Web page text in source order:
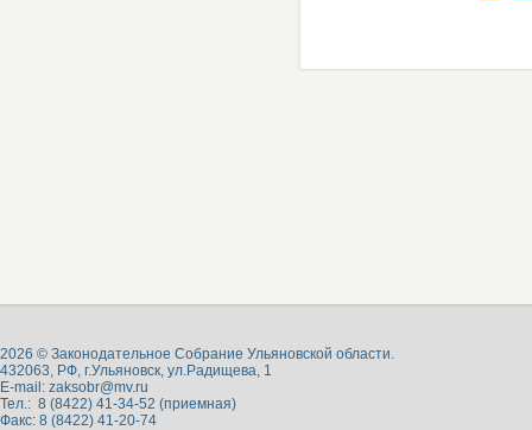
2026 © Законодательное Собрание Ульяновской области.
432063, РФ, г.Ульяновск, ул.Радищева, 1
E-mail: zaksobr@mv.ru
Тел.: 8 (8422) 41-34-52 (приемная)
Факс: 8 (8422) 41-20-74